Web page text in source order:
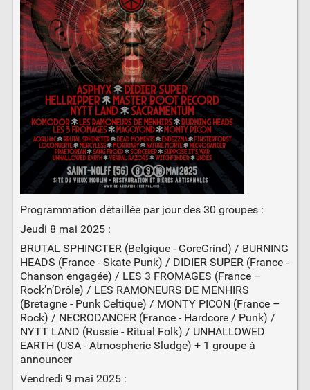
Programmation détaillée par jour des 30 groupes :
Jeudi 8 mai 2025 :
BRUTAL SPHINCTER (Belgique - GoreGrind) / BURNING
HEADS (France - Skate Punk) / DIDIER SUPER (France -
Chanson engagée) / LES 3 FROMAGES (France –
Rock’n’Drôle) / LES RAMONEURS DE MENHIRS
(Bretagne - Punk Celtique) / MONTY PICON (France –
Rock) / NECRODANCER (France - Hardcore / Punk) /
NYTT LAND (Russie - Ritual Folk) / UNHALLOWED
EARTH (USA - Atmospheric Sludge) + 1 groupe à
announcer
Vendredi 9 mai 2025 :